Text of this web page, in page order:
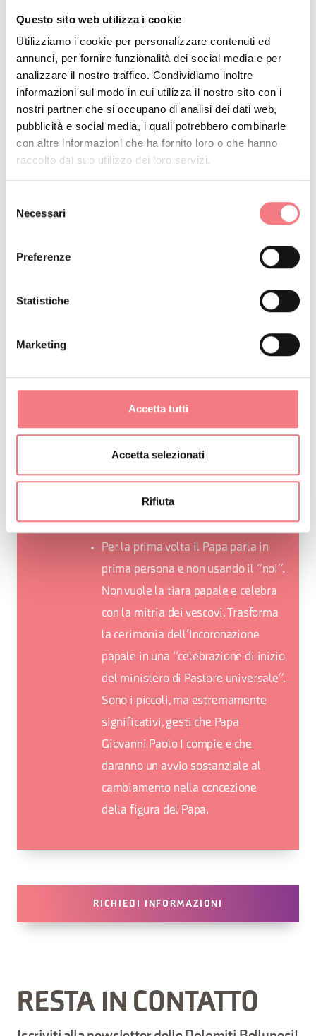
Questo sito web utilizza i cookie
Utilizziamo i cookie per personalizzare contenuti ed
annunci, per fornire funzionalità dei social media e per
analizzare il nostro traffico. Condividiamo inoltre
informazioni sul modo in cui utilizza il nostro sito con i
nostri partner che si occupano di analisi dei dati web,
pubblicità e social media, i quali potrebbero combinarle
con altre informazioni che ha fornito loro o che hanno
raccolto dal suo utilizzo dei loro servizi.
delNecessari
Preferenze
Statistiche
Marketing
Accetta tutti
Accetta selezionati
Rifiuta
commozione e orgoglio per tutto il
paese riunito in piazza Giovanni
Paolo I
Amante del cinema, da vicario a
Belluno Albino Luciani avvia, in
modo pionieristico, il cineforum
della diocesi
latteria cooperativa d’ Italia. Grazie
tra operai e contadini. Per vincere la
in casaro e iniziò a lavorare il latte
tutti della bontà dell’idea.
L’Albino Luciani bambino «Non si
riusciva a farlo stare fermo, amava
saltare sui banchi, come faceva col
fieno, tirava le trecce alle bimbe»
che gli ha regalato diversi 8/10 in
condotta
Per la prima volta il Papa parla in
prima persona e non usando il “noi”.
Non vuole la tiara papale e celebra
con la mitria dei vescovi. Trasforma
la cerimonia dell’Incoronazione
papale in una “celebrazione di inizio
del ministero di Pastore universale”.
Sono i piccoli, ma estremamente
significativi, gesti che Papa
Giovanni Paolo I compie e che
daranno un avvio sostanziale al
cambiamento nella concezione
della figura del Papa.
RICHIEDI INFORMAZIONI
RESTA IN CONTATTO